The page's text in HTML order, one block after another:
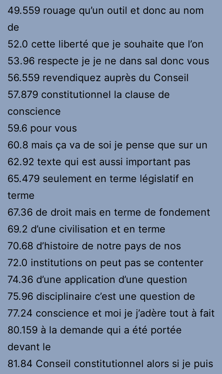
49.559 rouage qu’un outil et donc au nom
de
52.0 cette liberté que je souhaite que l’on
53.96 respecte je je ne dans sal donc vous
56.559 revendiquez auprès du Conseil
57.879 constitutionnel la clause de
conscience
59.6 pour vous
60.8 mais ça va de soi je pense que sur un
62.92 texte qui est aussi important pas
65.479 seulement en terme législatif en
terme
67.36 de droit mais en terme de fondement
69.2 d’une civilisation et en terme
70.68 d’histoire de notre pays de nos
72.0 institutions on peut pas se contenter
74.36 d’une application d’une question
75.96 disciplinaire c’est une question de
77.24 conscience et moi je j’adère tout à fait
80.159 à la demande qui a été portée
devant le
81.84 Conseil constitutionnel alors si je puis